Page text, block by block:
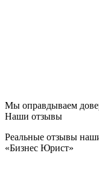
Мы оправдываем
Наши отзывы
Реальные отзывы
«Бизнес Юрист»